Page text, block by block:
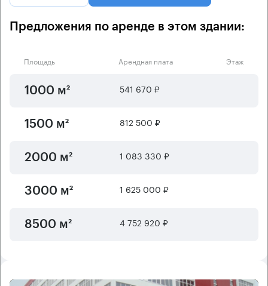
Предложения по аренде в этом здании:
Площадь Арендная плата Этаж
1000 м² 541 670 ₽
1500 м² 812 500 ₽
2000 м² 1 083 330 ₽
3000 м² 1 625 000 ₽
8500 м² 4 752 920 ₽